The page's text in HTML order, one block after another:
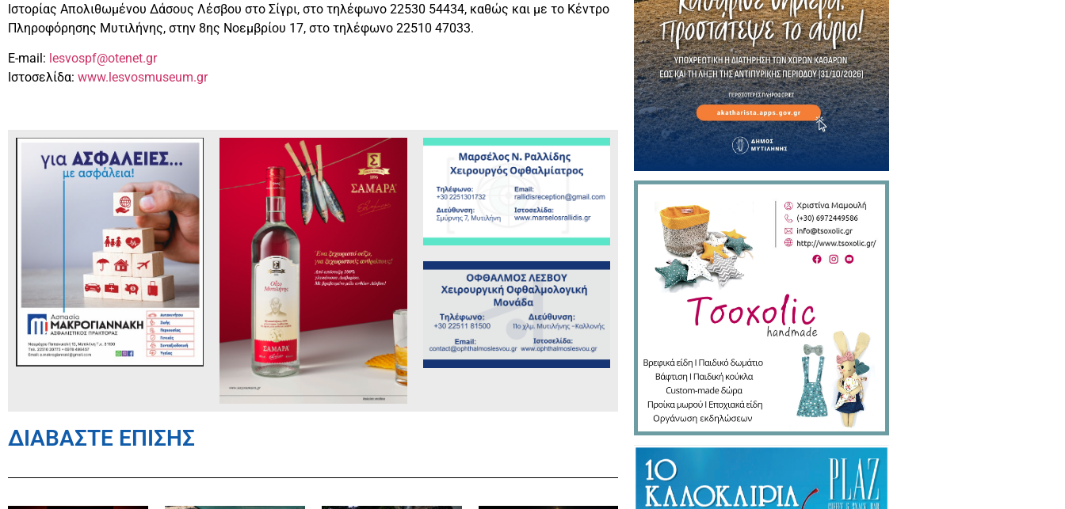
Ιστορίας Απολιθωμένου Δάσους Λέσβου στο Σίγρι, στο τηλέφωνο 22530 54434, καθώς και με το Κέντρο
Πληροφόρησης Μυτιλήνης, στην 8ης Νοεμβρίου 17, στο τηλέφωνο 22510 47033.
E-mail: lesvospf@otenet.gr
Ιστοσελίδα: www.lesvosmuseum.gr
ΔΙΑΒΑΣΤΕ ΕΠΙΣΗΣ